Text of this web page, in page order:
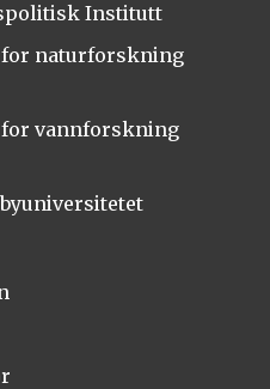
Institutt
naturforskning
vannforskning